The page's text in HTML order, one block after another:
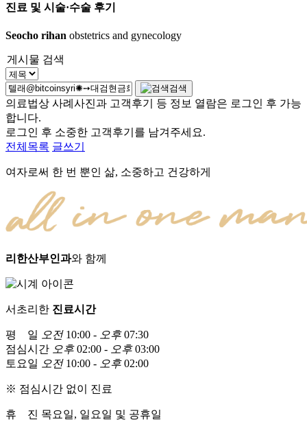
진료 및 시술·수술 후기
Seocho rihan obstetrics and gynecology
게시물 검색
검색
의료법상 사례사진과 고객후기 등 정보 열람은 로그인 후 가능
합니다.
로그인 후 소중한 고객후기를 남겨주세요.
전체목록 글쓰기
여자로써 한 번 뿐인 삶, 소중하고 건강하게
리한산부인과와 함께
서초리한 진료시간
평 일 오전10:00 - 오후07:30
점심시간 오후02:00 - 오후03:00
토요일 오전10:00 - 오후02:00
※ 점심시간 없이 진료
휴 진 목요일, 일요일 및 공휴일